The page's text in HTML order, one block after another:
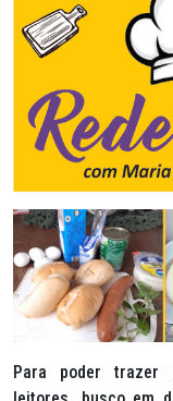
Para poder trazer